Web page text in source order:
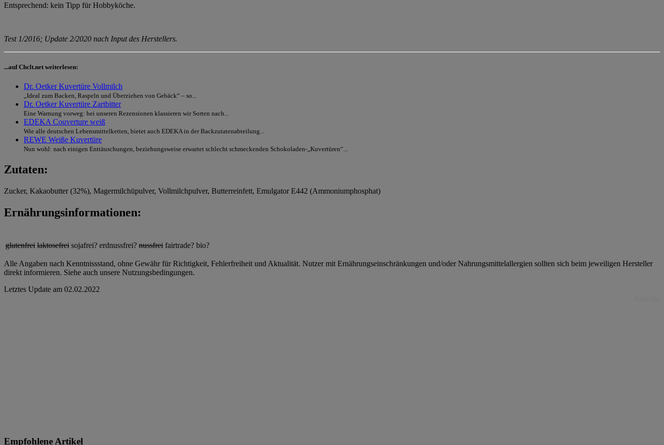
Entsprechend: kein Tipp für Hobbyköche.
Test 1/2016; Update 2/2020 nach Input des Herstellers.
...auf Chclt.net weiterlesen:
Dr. Oetker Kuvertüre Vollmilch
„Ideal zum Backen, Raspeln und Überziehen von Gebäck“ – so...
Dr. Oetker Kuvertüre Zartbitter
Eine Warnung vorweg: bei unseren Rezensionen klassieren wir Sorten nach...
EDEKA Couverture weiß
Wie alle deutschen Lebensmittelketten, bietet auch EDEKA in der Backzutatenabteilung...
REWE Weiße Kuvertüre
Nun wohl: nach einigen Enttäuschungen, beziehungsweise erwartet schlecht schmeckenden Schokoladen-„Kuvertüren“...
Zutaten:
Zucker, Kakaobutter (32%), Magermilchüpulver, Vollmilchpulver, Butterreinfett, Emulgator E442 (Ammoniumphosphat)
Ernährungsinformationen:
glutenfrei laktosefrei sojafrei? erdnussfrei? nussfrei fairtrade? bio?
Alle Angaben nach Kenntnissstand, ohne Gewähr für Richtigkeit, Fehlerfreiheit und Aktualität. Nutzer mit Ernährungseinschränkungen und/oder Nahrungsmittelallergien sollten sich beim jeweiligen Hersteller
direkt informieren. Siehe auch unsere Nutzungsbedingungen.
Letztes Update am 02.02.2022
Empfohlene Artikel